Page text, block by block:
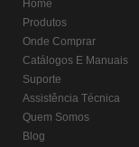
Home
Produtos
Onde Comprar
Catálogos E Manuais
Suporte
Assistência Técnica
Quem Somos
Blog